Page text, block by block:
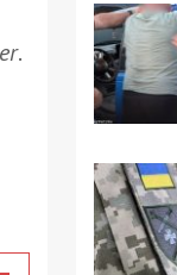
.